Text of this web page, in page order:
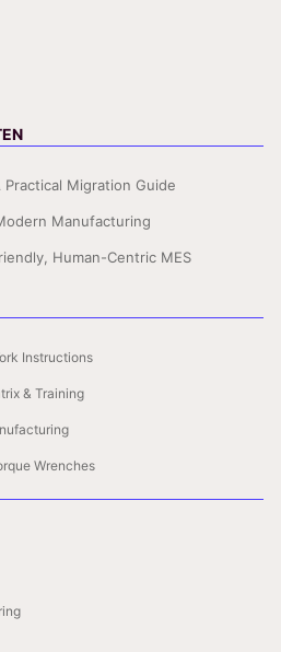
Practical Migration Guide
Manufacturing
Human-Centric MES
Instructions
& Training
Wrenches